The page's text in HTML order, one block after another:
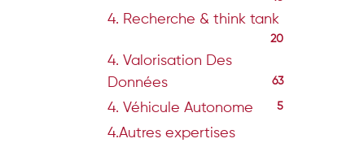
4. Recherche & think tank
20
4. Valorisation Des
Données
63
4. Véhicule Autonome 5
4.Autres expertises